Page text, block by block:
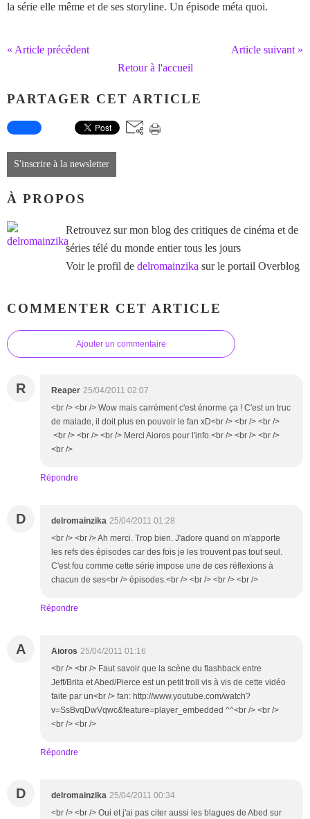
la série elle même et de ses storyline. Un épisode méta quoi.
« Article précédent
Article suivant »
Retour à l'accueil
PARTAGER CET ARTICLE
S'inscrire à la newsletter
À PROPOS
Retrouvez sur mon blog des critiques de cinéma et de
séries télé du monde entier tous les jours
Voir le profil de delromainzika sur le portail Overblog
COMMENTER CET ARTICLE
Ajouter un commentaire
R Reaper 25/04/2011 02:07
<br /> <br /> Wow mais carrément c'est énorme ça ! C'est un truc
de malade, il doit plus en pouvoir le fan xD<br /> <br /> <br />
<br /> <br /> <br /> Merci Aioros pour l'info.<br /> <br /> <br />
<br />
Répondre
D delromainzika 25/04/2011 01:28
<br /> <br /> Ah merci. Trop bien. J'adore quand on m'apporte
les refs des épisodes car des fois je les trouvent pas tout seul.
C'est fou comme cette série impose une de ces réflexions à
chacun de ses<br /> épisodes.<br /> <br /> <br /> <br />
Répondre
A Aioros 25/04/2011 01:16
<br /> <br /> Faut savoir que la scène du flashback entre
Jeff/Brita et Abed/Pierce est un petit troll vis à vis de cette vidéo
faite par un<br /> fan: http://www.youtube.com/watch?
v=SsBvqDwVqwc&feature=player_embedded ^^<br /> <br />
<br /> <br />
Répondre
D delromainzika 25/04/2011 00:34
<br /> <br /> Oui et j'ai pas citer aussi les blagues de Abed sur